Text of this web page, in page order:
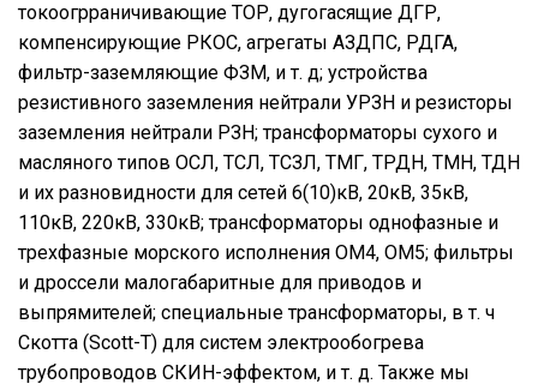
токоогрраничивающие ТОР, дугогасящие ДГР,
компенсирующие РКОС, агрегаты АЗДПС, РДГА,
фильтр-заземляющие ФЗМ, и т. д; устройства
резистивного заземления нейтрали УРЗН и резисторы
заземления нейтрали РЗН; трансформаторы сухого и
масляного типов ОСЛ, ТСЛ, ТСЗЛ, ТМГ, ТРДН, ТМН, ТДН
и их разновидности для сетей 6(10)кВ, 20кВ, 35кВ,
110кВ, 220кВ, 330кВ; трансформаторы однофазные и
трехфазные морского исполнения ОМ4, ОМ5; фильтры
и дроссели малогабаритные для приводов и
выпрямителей; специальные трансформаторы, в т. ч
Скотта (Scott-T) для систем электрообогрева
трубопроводов СКИН-эффектом, и т. д. Также мы